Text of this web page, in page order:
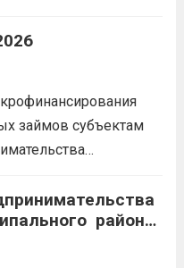
места...Читать
займов субъектам
36 мес. Процентная
установление
района
на